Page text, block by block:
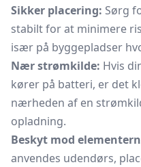
Sikker placering: Sørg
stabilt for at minimere
især på byggepladser
Nær strømkilde: Hvis
kører på batteri, er det
nærheden af en
opladning.
Beskyt mod
anvendes udendørs,